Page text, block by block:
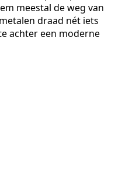
meestal de weg van
draad nét iets
achter een moderne